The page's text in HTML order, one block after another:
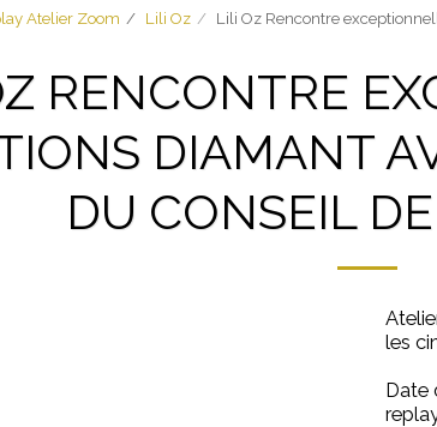
Atelier Zoom Lili Oz Lili Oz Rencontre
RENCONTRE
DIAMANT
DU CONSEIL
les
Date